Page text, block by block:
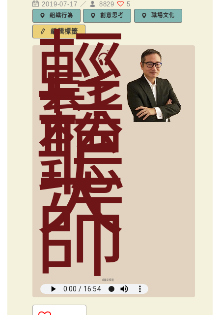
2019-07-17 ／ 8829 5
組織行為 創意思考 職場文化
編輯標籤
輕
鬆
聽
大
師
俞國定導讀